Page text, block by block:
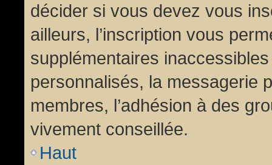
décider si vous devez vous
ailleurs, l’inscription vous
supplémentaires
personnalisés, la messagerie
membres, l’adhésion à des
vivement conseillée.
Haut